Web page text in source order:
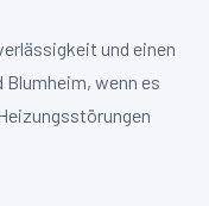
und einen
wenn es